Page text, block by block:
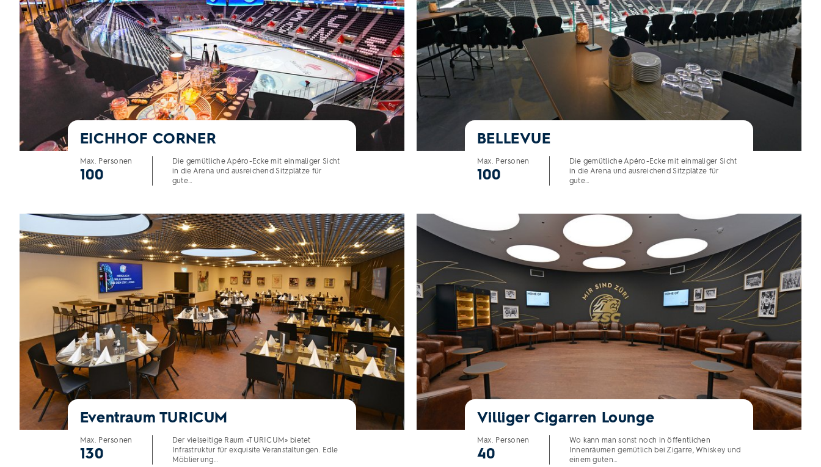
EICHHOF CORNER
Max. Personen
100
Die gemütliche Apéro-Ecke mit einmaliger Sicht
in die Arena und ausreichend Sitzplätze für
gute…
BELLEVUE
Max. Personen
100
Die gemütliche Apéro-Ecke mit einmaliger Sicht
in die Arena und ausreichend Sitzplätze für
gute…
Eventraum TURICUM
Max. Personen
130
Der vielseitige Raum «TURICUM» bietet
Infrastruktur für exquisite Veranstaltungen. Edle
Möblierung…
Eventraum TURICUM
Villiger Cigarren Lounge
Max. Personen
40
Wo kann man sonst noch in öffentlichen
Innenräumen gemütlich bei Zigarre, Whiskey und
einem guten…
Villiger Cigarren Lounge